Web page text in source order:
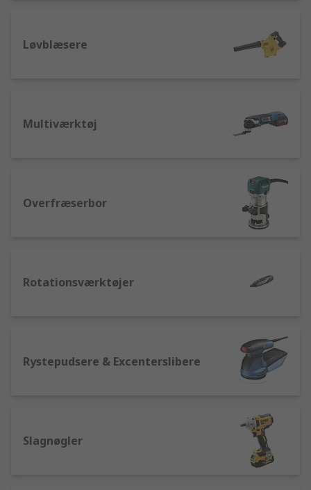
Løvblæsere
Multiværktøj
Overfræserbor
Rotationsværktøjer
Rystepudsere & Excenterslibere
Slagnøgler